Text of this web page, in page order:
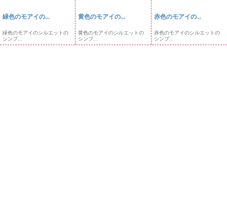
緑色のモアイの...
緑色のモアイのシルエットの
シンプ...
黄色のモアイの...
黄色のモアイのシルエットの
シンプ...
赤色のモアイの...
赤色のモアイのシルエットの
シンプ...